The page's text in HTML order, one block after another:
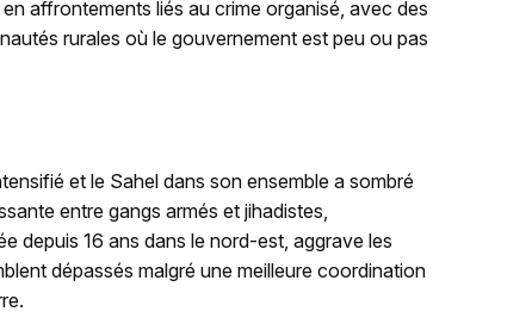
affrontements liés au crime organisé, avec des
rurales où le gouvernement est peu ou pas
et le Sahel dans son ensemble a sombré
entre gangs armés et jihadistes,
depuis 16 ans dans le nord-est, aggrave les
dépassés malgré une meilleure coordination